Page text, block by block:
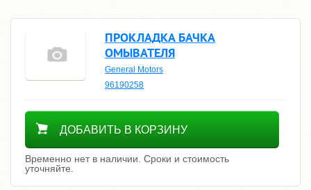
ПРОКЛАДКА БАЧКА
ОМЫВАТЕЛЯ
General Motors
96190258
Уточнить цену
ДОБАВИТЬ В КОРЗИНУ
Временно нет в наличии. Сроки и стоимость
уточняйте.